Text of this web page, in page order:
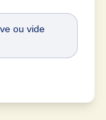
ou vide